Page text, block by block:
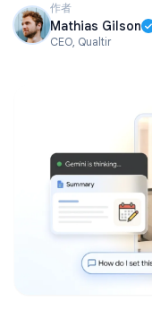
作者
Mathias Gilson
CEO, Qualtir